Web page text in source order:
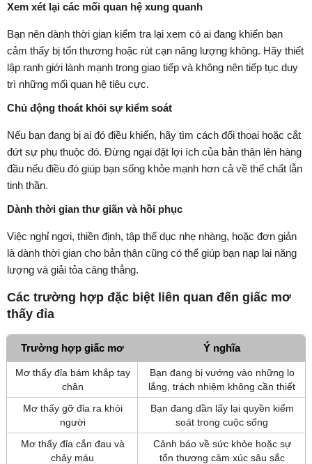
Xem xét lại các mối quan hệ xung quanh
Bạn nên dành thời gian kiểm tra lại xem có ai đang khiến bạn
cảm thấy bị tổn thương hoặc rút cạn năng lượng không. Hãy thiết
lập ranh giới lành mạnh trong giao tiếp và không nên tiếp tục duy
trì những mối quan hệ tiêu cực.
Chủ động thoát khỏi sự kiểm soát
Nếu bạn đang bị ai đó điều khiển, hãy tìm cách đối thoại hoặc cắt
đứt sự phụ thuộc đó. Đừng ngại đặt lợi ích của bản thân lên hàng
đầu nếu điều đó giúp bạn sống khỏe mạnh hơn cả về thể chất lẫn
tinh thần.
Dành thời gian thư giãn và hồi phục
Việc nghỉ ngơi, thiền định, tập thể dục nhẹ nhàng, hoặc đơn giản
là dành thời gian cho bản thân cũng có thể giúp bạn nạp lại năng
lượng và giải tỏa căng thẳng.
Các trường hợp đặc biệt liên quan đến giấc mơ
thấy đỉa
Trường hợp giấc mơ Ý nghĩa
Mơ thấy đỉa bám khắp tay
chân
Bạn đang bị vướng vào những lo
lắng, trách nhiệm không cần thiết
Mơ thấy gỡ đỉa ra khỏi
người
Bạn đang dần lấy lại quyền kiểm
soát trong cuộc sống
Mơ thấy đỉa cắn đau và
chảy máu
Cảnh báo về sức khỏe hoặc sự
tổn thương cảm xúc sâu sắc